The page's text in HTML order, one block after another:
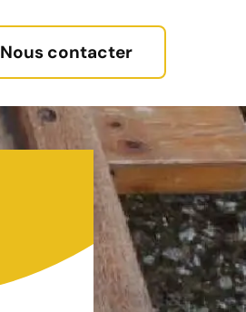
Nous contacter